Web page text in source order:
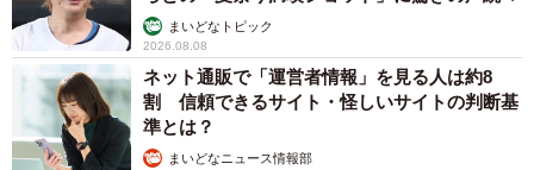
まいどなトピック
2026.08.08
ネット通販で「運営者情報」を見る人は約8
割 信頼できるサイト・怪しいサイトの判断基
準とは？
まいどなニュース情報部